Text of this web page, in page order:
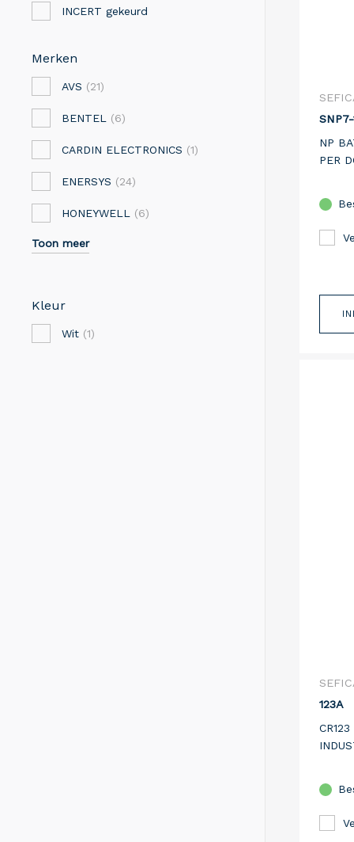
INCERT gekeurd
Merken
AVS (21)
BENTEL (6)
CARDIN ELECTRONICS (1)
ENERSYS (24)
HONEYWELL (6)
Toon meer
Kleur
Wit (1)
SNP7-
NP
PER
123A